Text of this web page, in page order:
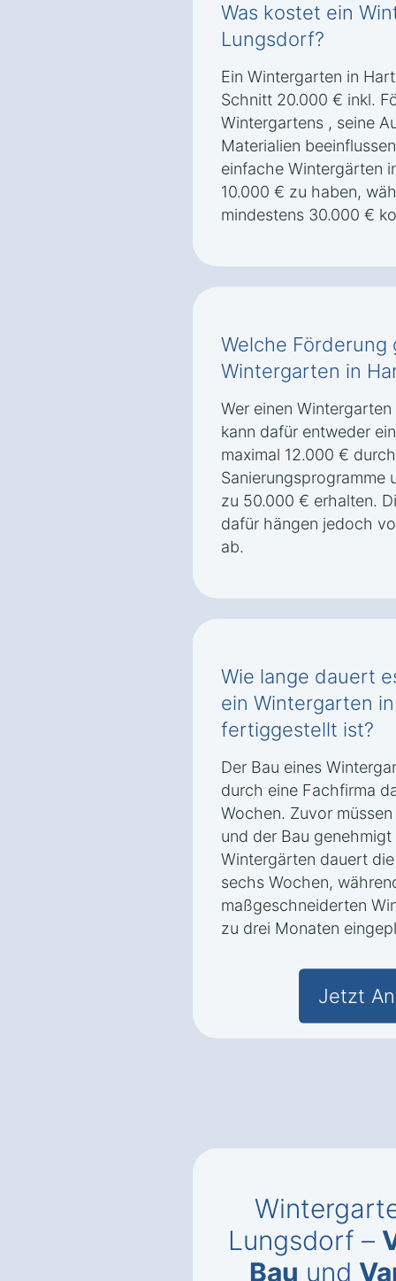
Was kostet ein
Lungsdorf?
Ein Wintergarten in
Schnitt 20.000 € inkl.
Wintergartens , seine
Materialien
einfache Wintergärten
10.000 € zu haben,
mindestens 30.000 €
Welche
Wintergarten in
Wer einen
kann dafür entweder
maximal 12.000 €
Sanierungsprogramme
zu 50.000 € erhalten.
dafür hängen jedoch
ab.
Wie lange dauert
ein Wintergarten
fertiggestellt ist?
Der Bau eines
durch eine Fachfirma
Wochen. Zuvor
und der Bau
Wintergärten dauert
sechs Wochen,
maßgeschneiderten
zu drei Monaten
Jetzt
Lungsdorf –
Bau und